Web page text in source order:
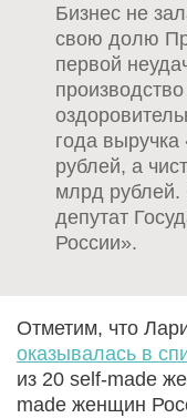
Бизнес не
свою долю
первой
года
рублей, а
млрд
депутат
России».
Отметим, что
оказывалась в
из 20 self-made
made женщин